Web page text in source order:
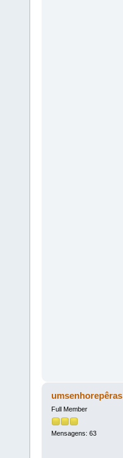
umsenhorepêras
Full Member
Mensagens: 63